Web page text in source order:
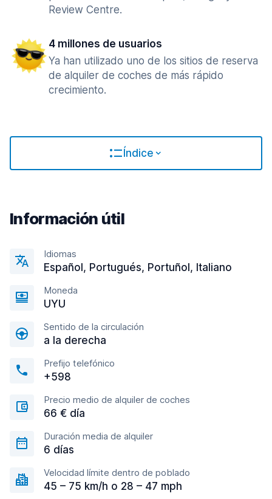
Review Centre.
4 millones de usuarios
Ya han utilizado uno de los sitios de reserva
de alquiler de coches de más rápido
crecimiento.
Índice
Información útil
Idiomas
Español, Portugués, Portuñol, Italiano
Moneda
UYU
Sentido de la circulación
a la derecha
Prefijo telefónico
+598
Precio medio de alquiler de coches
66 € día
Duración media de alquiler
6 días
Velocidad límite dentro de poblado
45 – 75 km/h o 28 – 47 mph